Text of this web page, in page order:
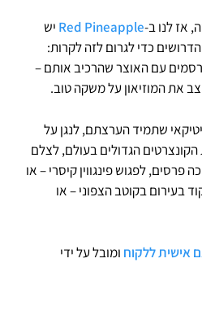
אז לנו ב-Red Pineapple יש
כדי לגרום לזה לקרות:
עם האוצר שהרכיב אותם –
את המוזיאון על משקה טוב.
שתמיד הערצתם, לנגן על
הגדולים בעולם, לצלם
פרסים, לפגוש פינגווין קיסרי – או
בעירום בקוטב הצפוני – או
אישית ללקוח ומובל על ידי